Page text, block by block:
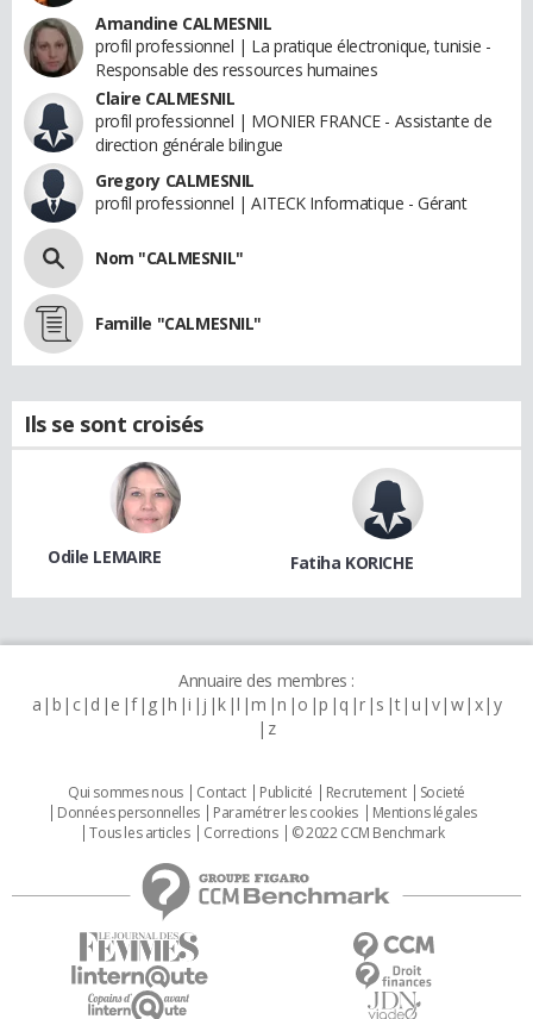
Amandine CALMESNIL
profil professionnel | La pratique électronique, tunisie -
Responsable des ressources humaines
Claire CALMESNIL
profil professionnel | MONIER FRANCE - Assistante de
direction générale bilingue
Gregory CALMESNIL
profil professionnel | AITECK Informatique - Gérant
Nom "CALMESNIL"
Famille "CALMESNIL"
Ils se sont croisés
Odile LEMAIRE Fatiha KORICHE
Annuaire des membres :
a b c d e f g h i j k l m n o p q r s t u v w x y
z
Qui sommes nous Contact Publicité Recrutement
Societé
Données personnelles
Paramétrer les cookies
Mentions légales
Tous les articles
Corrections © 2022 CCM Benchmark